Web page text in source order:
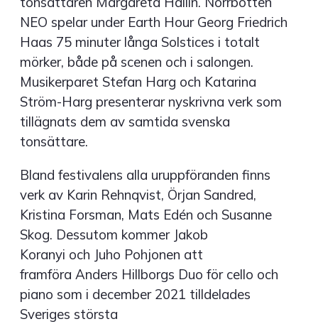
NEO spelar under Earth Hour Georg Friedrich
Haas 75 minuter långa Solstices i totalt
mörker, både på scenen och i salongen.
Musikerparet Stefan Harg och Katarina
Ström-Harg presenterar nyskrivna verk som
tillägnats dem av samtida svenska
tonsättare.
Bland festivalens alla uruppföranden finns
verk av Karin Rehnqvist, Örjan Sandred,
Kristina Forsman, Mats Edén och Susanne
Skog. Dessutom kommer Jakob
Koranyi och Juho Pohjonen att
framföra Anders Hillborgs Duo för cello och
piano som i december 2021 tilldelades
Sveriges största